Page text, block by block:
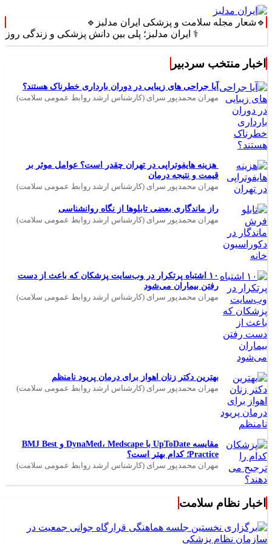
🔹شعار مجله سلامت و پزشکی ایران مدلبز🔹
⚕️ ایران مدلبز؛ پلی بین دانش پزشکی و زندگی روزمره ⚕️
اخبار منتخب سردبیر
آیا جراحی های زیبایی در دوران بارداری خطرناک هستند؟
مهران محمدپور سرای (کارشناس ارشد روابط عمومی سلامت)
هزینه هایفوتراپی در تهران چقدر است؟ عوامل موثر بر
قیمت و نتیجه درمان
مهران محمدپور سرای (کارشناس ارشد روابط عمومی سلامت)
راز ماندگاری بعضی تابلوها از نگاه روانشناسی
مهران محمدپور سرای (کارشناس ارشد روابط عمومی سلامت)
۱۰ اشتباه پرتکرار در وب‌سایت پزشکان که باعث از دست
رفتن بیماران می‌شود
مهران محمدپور سرای (کارشناس ارشد روابط عمومی سلامت)
بهترین دکتر زنان اهواز برای درمان پریود نامنظم
مهران محمدپور سرای (کارشناس ارشد روابط عمومی سلامت)
مقایسه UpToDate با DynaMed، Medscape و BMJ Best
Practice؛ کدام بهتر است؟
مهران محمدپور سرای (کارشناس ارشد روابط عمومی سلامت)
اخبار نظام سلامت